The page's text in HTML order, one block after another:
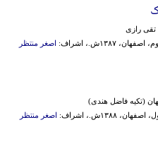
تقی رازی
۱۳۸۷ش.، اشراف:
اصغر منتظر
(تکیه فاضل هندی)
۱۳۸۸ش.، اشراف:
اصغر منتظر